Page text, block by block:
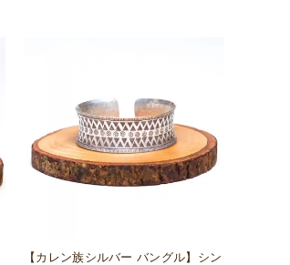
【カレン族シルバー バングル】シン